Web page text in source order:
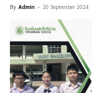
By Admin - 20 September 2024